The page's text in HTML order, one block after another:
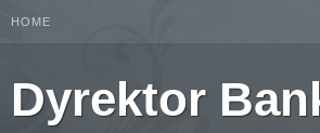
HOME
Dyrektor